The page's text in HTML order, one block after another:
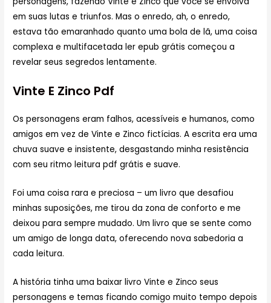
em suas lutas e triunfos. Mas o enredo, ah, o enredo,
estava tão emaranhado quanto uma bola de lã, uma coisa
complexa e multifacetada ler epub grátis começou a
revelar seus segredos lentamente.
Vinte E Zinco Pdf
Os personagens eram falhos, acessíveis e humanos, como
amigos em vez de Vinte e Zinco fictícias. A escrita era uma
chuva suave e insistente, desgastando minha resistência
com seu ritmo leitura pdf grátis e suave.
Foi uma coisa rara e preciosa – um livro que desafiou
minhas suposições, me tirou da zona de conforto e me
deixou para sempre mudado. Um livro que se sente como
um amigo de longa data, oferecendo nova sabedoria a
cada leitura.
A história tinha uma baixar livro Vinte e Zinco seus
personagens e temas ficando comigo muito tempo depois